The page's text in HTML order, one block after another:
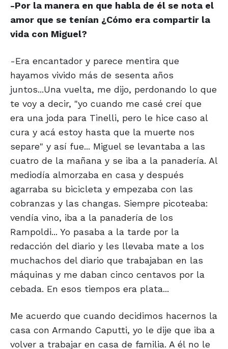
-Por la manera en que habla de él se nota el
amor que se tenían ¿Cómo era compartir la
vida con Miguel?
-Era encantador y parece mentira que
hayamos vivido más de sesenta años
juntos...Una vuelta, me dijo, perdonando lo que
te voy a decir, "yo cuando me casé creí que
era una joda para Tinelli, pero le hice caso al
cura y acá estoy hasta que la muerte nos
separe" y así fue... Miguel se levantaba a las
cuatro de la mañana y se iba a la panadería. Al
mediodía almorzaba en casa y después
agarraba su bicicleta y empezaba con las
cobranzas y las changas. Siempre picoteaba:
vendía vino, iba a la panadería de los
Rampoldi... Yo pasaba a la tarde por la
redacción del diario y les llevaba mate a los
muchachos del diario que trabajaban en las
máquinas y me daban cinco centavos por la
cebada. En esos tiempos era plata...
Me acuerdo que cuando decidimos hacernos la
casa con Armando Caputti, yo le dije que iba a
volver a trabajar en casa de familia. A él no le